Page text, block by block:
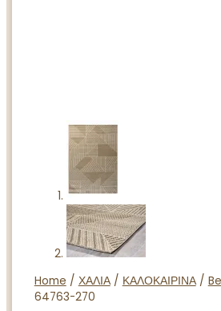
Home / ΧΑΛΙΑ/ ΚΑΛΟΚΑΙΡΙΝΑ/
64763-270